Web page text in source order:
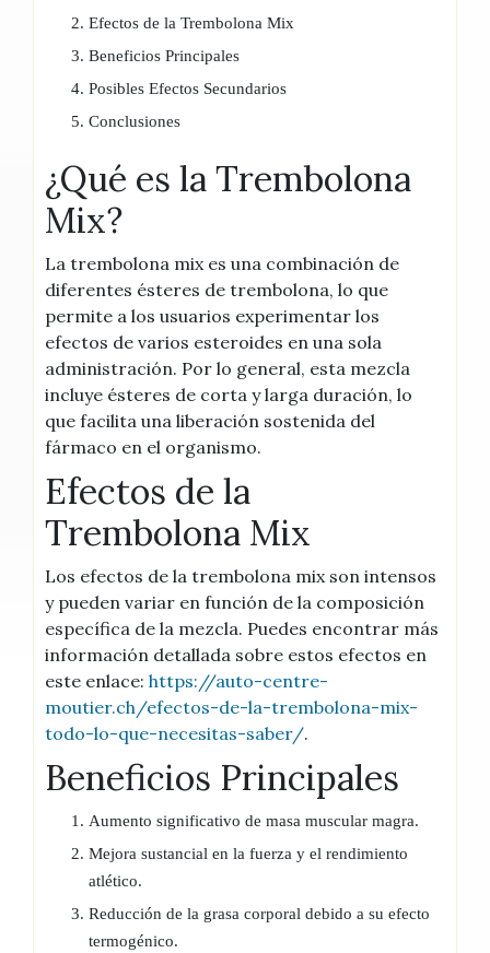
Efectos de la Trembolona Mix
Beneficios Principales
Posibles Efectos Secundarios
Conclusiones
¿Qué es la Trembolona
Mix?
La trembolona mix es una combinación de
diferentes ésteres de trembolona, lo que
permite a los usuarios experimentar los
efectos de varios esteroides en una sola
administración. Por lo general, esta mezcla
incluye ésteres de corta y larga duración, lo
que facilita una liberación sostenida del
fármaco en el organismo.
Efectos de la
Trembolona Mix
Los efectos de la trembolona mix son intensos
y pueden variar en función de la composición
específica de la mezcla. Puedes encontrar más
información detallada sobre estos efectos en
este enlace: https://auto-centre-
moutier.ch/efectos-de-la-trembolona-mix-
todo-lo-que-necesitas-saber/.
Beneficios Principales
Aumento significativo de masa muscular magra.
Mejora sustancial en la fuerza y el rendimiento
atlético.
Reducción de la grasa corporal debido a su efecto
termogénico.